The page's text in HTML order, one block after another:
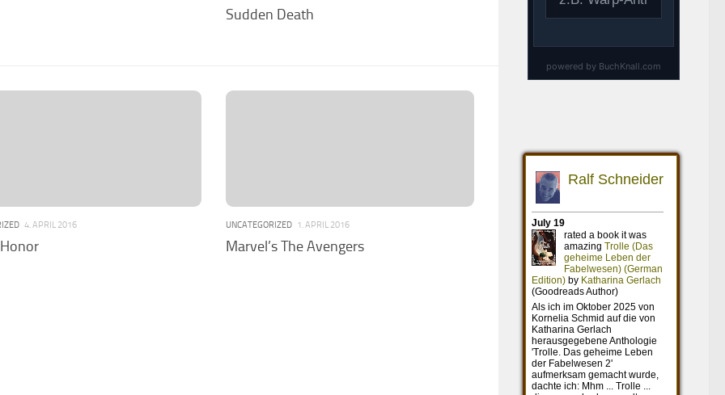
Sudden Death
4. APRIL 2016 UNCATEGORIZED 1. APRIL 2016
Marvel’s The Avengers